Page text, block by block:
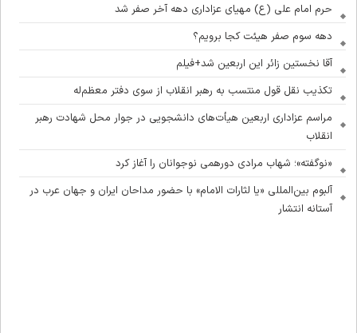
حرم امام علی (ع) مهیای عزاداری دهه آخر صفر شد
دهه سوم صفر هیئت کجا برویم؟
آقا نخستین زائر این اربعین شد+فیلم
تکذیب نقل قول منتسب به رهبر انقلاب از سوی دفتر معظم‌له
مراسم عزاداری اربعین هیأت‌های دانشجویی در جوار محل شهادت رهبر
انقلاب
«نوگفته»؛ شهاب مرادی دورهمی نوجوانان را آغاز کرد
آلبوم بین‌المللی «یا لثارات الامام» با حضور مداحان ایران و جهان عرب در
آستانه انتشار